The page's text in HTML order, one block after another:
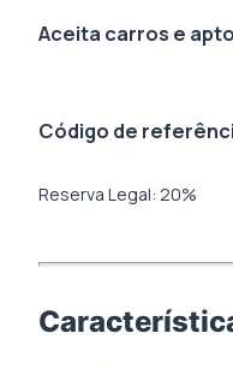
Aceita carros e
Código de
Reserva Legal: 20%